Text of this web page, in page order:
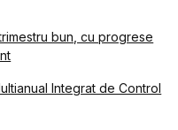
bun, cu progrese
Integrat de Control